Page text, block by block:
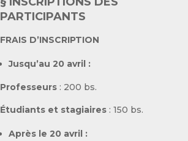
PARTICIPANTS
FRAIS D’INSCRIPTION
Jusqu’au 20 avril :
Professeurs : 200 bs.
Étudiants et stagiaires : 150 bs.
Après le 20 avril :